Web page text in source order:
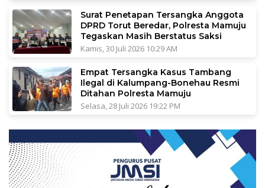
Surat Penetapan Tersangka Anggota
DPRD Torut Beredar, Polresta Mamuju
Tegaskan Masih Berstatus Saksi
Kamis, 30 Juli 2026 10:29 AM
Empat Tersangka Kasus Tambang
Ilegal di Kalumpang-Bonehau Resmi
Ditahan Polresta Mamuju
Selasa, 28 Juli 2026 19:22 PM